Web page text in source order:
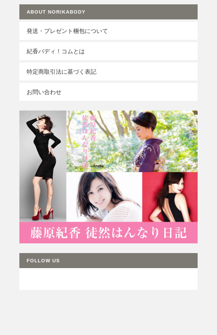
ABOUT NORIKABODY
発送・プレゼント梱包について
紀香バディ！コムとは
特定商取引法に基づく表記
お問い合わせ
FOLLOW US